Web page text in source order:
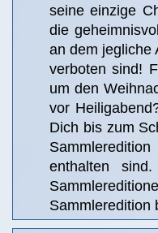
seine einzige
die
an dem jegliche
verboten sind!
um den
vor
Dich bis zum
enthalten
Sammleredition